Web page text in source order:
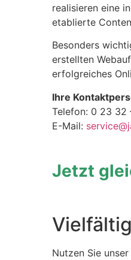
realisieren eine
etablierte
Besonders
erstellten
erfolgreiches
Ihre
Telefon: 0 23 32
E-Mail:
Jetzt
Nutzen Sie